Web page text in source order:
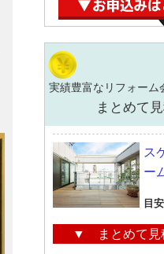
実績豊富なリフォーム
まとめて
ス
ー
目
▼ まとめて